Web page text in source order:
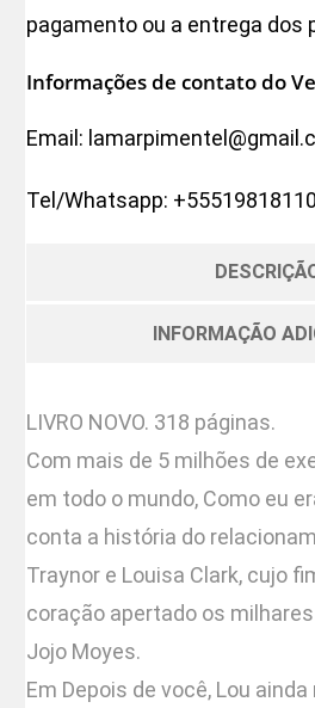
pagamento ou a entrega dos
Informações de contato do
Email:
Tel/Whatsapp:
INFORMAÇÃO
LIVRO NOVO. 318 páginas.
Com mais de 5 milhões de
em todo o mundo, Como eu
conta a história do
Traynor e Louisa Clark, cujo
coração apertado os
Jojo Moyes.
Em Depois de você, Lou